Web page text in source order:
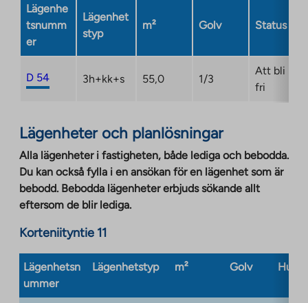
tab
Lägenhe
tsnumm
er
Lägenhet
styp
m² Golv Status
D 54 3h+kk+s 55,0 1/3
Att bli
fri
Lägenheter och planlösningar
Alla lägenheter i fastigheten, både lediga och bebodda.
Du kan också fylla i en ansökan för en lägenhet som är
bebodd. Bebodda lägenheter erbjuds sökande allt
eftersom de blir lediga.
Korteniityntie 11
Lägenhetsn
ummer
Lägenhetstyp m² Golv